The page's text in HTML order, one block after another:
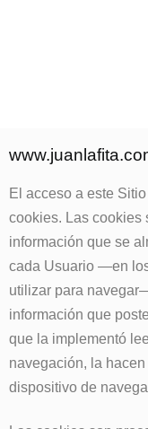
El acceso a este
cookies. Las cookies
información que se
cada Usuario —en
utilizar para
información que
que la implementó
navegación, la
dispositivo de